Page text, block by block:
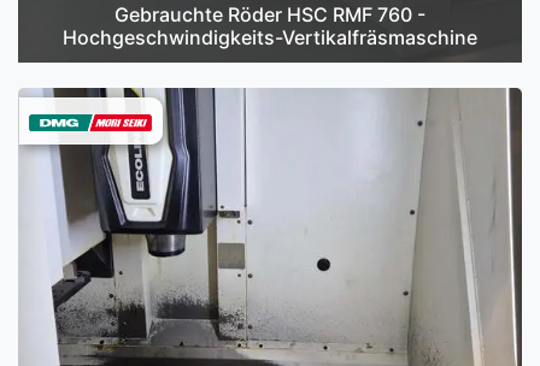
Gebrauchte Röder HSC RMF 760 -
Hochgeschwindigkeits-Vertikalfräsmaschine